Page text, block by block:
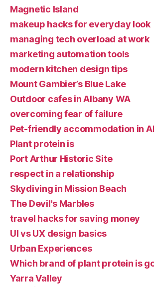
Magnetic Island
makeup hacks for everyday look
managing tech overload at work
marketing automation tools
modern kitchen design tips
Mount Gambier’s Blue Lake
Outdoor cafes in Albany WA
overcoming fear of failure
Pet-friendly accommodation in
Plant protein is
Port Arthur Historic Site
respect in a relationship
Skydiving in Mission Beach
The Devil's Marbles
travel hacks for saving money
UI vs UX design basics
Urban Experiences
Which brand of plant protein is
Yarra Valley